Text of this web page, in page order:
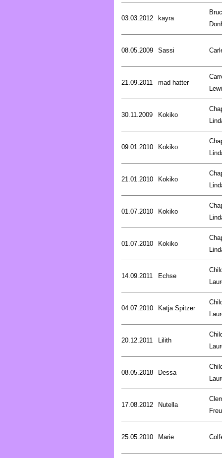
03.03.2012 kayra
08.05.2009 Sassi
21.09.2011 mad hatter
30.11.2009 Kokiko
09.01.2010 Kokiko
21.01.2010 Kokiko
01.07.2010 Kokiko
01.07.2010 Kokiko
14.09.2011 Echse
04.07.2010 Katja Spitzer
20.12.2011 Lilith
08.05.2018 Dessa
17.08.2012 Nutella
25.05.2010 Marie